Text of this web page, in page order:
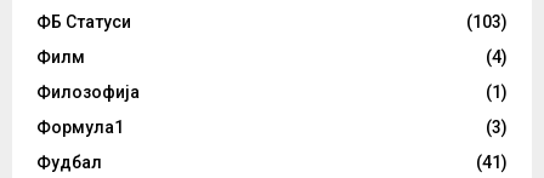
ФБ Статуси
(103)
Филм
(4)
Филозофија
(1)
Формула1
(3)
Фудбал
(41)